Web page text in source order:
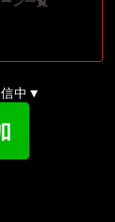
中▼